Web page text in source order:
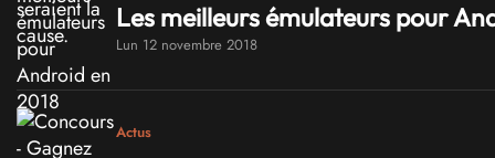
Les meilleurs émulateurs pour
Lun 12 novembre 2018
Actus